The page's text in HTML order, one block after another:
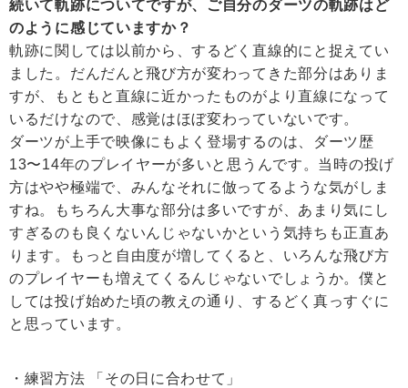
続いて軌跡についてですが、ご自分のダーツの軌跡はど
のように感じていますか？
軌跡に関しては以前から、するどく直線的にと捉えてい
ました。だんだんと飛び方が変わってきた部分はありま
すが、もともと直線に近かったものがより直線になって
いるだけなので、感覚はほぼ変わっていないです。
ダーツが上手で映像にもよく登場するのは、ダーツ歴
13〜14年のプレイヤーが多いと思うんです。当時の投げ
方はやや極端で、みんなそれに倣ってるような気がしま
すね。もちろん大事な部分は多いですが、あまり気にし
すぎるのも良くないんじゃないかという気持ちも正直あ
ります。もっと自由度が増してくると、いろんな飛び方
のプレイヤーも増えてくるんじゃないでしょうか。僕と
しては投げ始めた頃の教えの通り、するどく真っすぐに
と思っています。
・練習方法 「その日に合わせて」